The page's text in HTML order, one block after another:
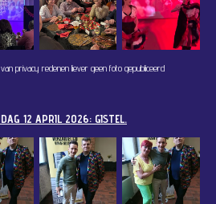
privacy redenen liever geen foto gepubliceerd
12 APRIL 2026: GISTEL.